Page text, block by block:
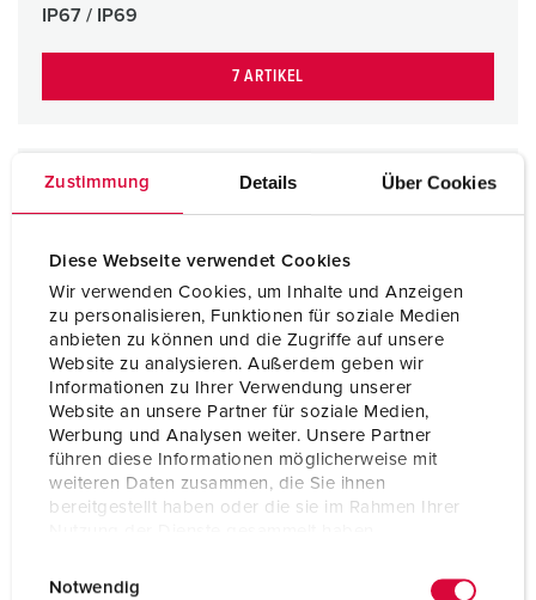
Zustimmung Details Über Cookies
Diese Webseite verwendet Cookies
Wir verwenden Cookies, um Inhalte und Anzeigen
zu personalisieren, Funktionen für soziale Medien
anbieten zu können und die Zugriffe auf unsere
Website zu analysieren. Außerdem geben wir
Informationen zu Ihrer Verwendung unserer
Website an unsere Partner für soziale Medien,
Werbung und Analysen weiter. Unsere Partner
führen diese Informationen möglicherweise mit
weiteren Daten zusammen, die Sie ihnen
bereitgestellt haben oder die sie im Rahmen Ihrer
Notwendig
IP67 / IP69
7 ARTIKEL